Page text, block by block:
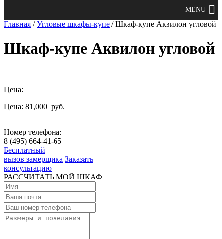
Главная /Угловые шкафы-купе / Шкаф-купе Аквилон угловой
Шкаф-купе Аквилон угловой
Цена:
Цена: 81,000 руб.
Номер телефона:
8 (495) 664-41-65
Бесплатный
вызов замерщика Заказать
консультацию
РАССЧИТАТЬ МОЙ ШКАФ